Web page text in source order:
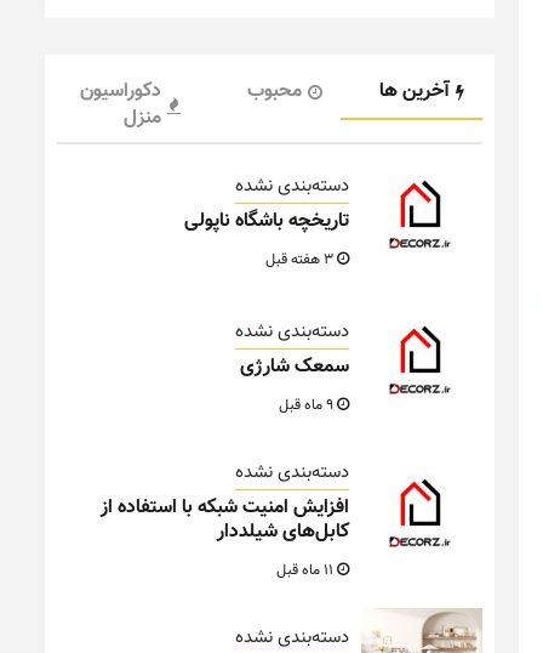
آخرین ها محبوب
دکوراسیون
منزل
دسته‌بندی نشده
تاریخچه باشگاه ناپولی
دسته‌بندی نشده
سمعک شارژی
دسته‌بندی نشده
افزایش امنیت شبکه با استفاده از
کابل‌های شیلددار
دسته‌بندی نشده